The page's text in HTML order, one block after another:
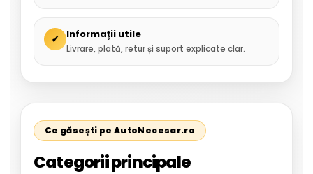
✓ Informații utile
Livrare, plată, retur și suport explicate clar.
Ce găsești pe AutoNecesar.ro
Categorii principale